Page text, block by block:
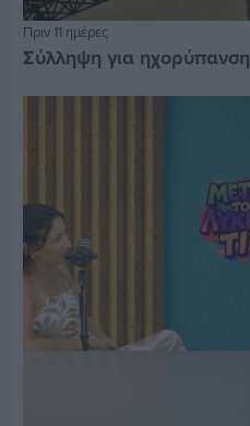
Πριν 11 ημέρες
Σύλληψη για ηχορύπανση